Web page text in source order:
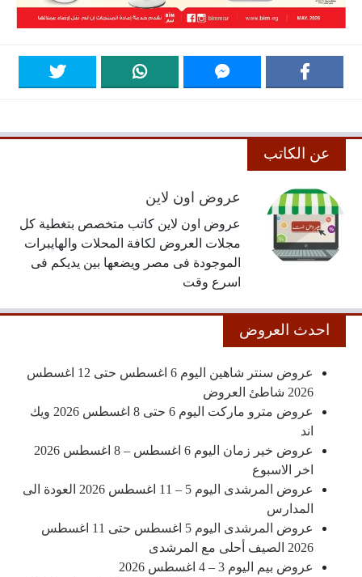
عن الكاتب
عروض اون لاين
عروض اون لاين كاتب متخصص بتغطية كل
مجلات العروض لكافة المحلات والهايبرات
الموجودة فى مصر ويضعها بين يديكم فى
اسرع وقت
احدث العروض
عروض سنتر شاهين اليوم 6 اغسطس حتى 12 اغسطس
2026 شاطئ العروض
عروض مترو ماركت اليوم 6 حتى 8 اغسطس 2026 ويك
اند
عروض خير زمان اليوم 6 اغسطس – 8 اغسطس 2026
اخر الاسبوع
عروض المرشدى اليوم 5 – 11 اغسطس 2026 العودة الى
المدارس
عروض المرشدى اليوم 5 اغسطس حتى 11 اغسطس
2026 الصيف أحلى مع المرشدى
عروض بيم اليوم 3 – 4 اغسطس 2026